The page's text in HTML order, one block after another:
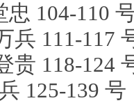
104-110
兵 111-117
贵 118-124
125-139 号